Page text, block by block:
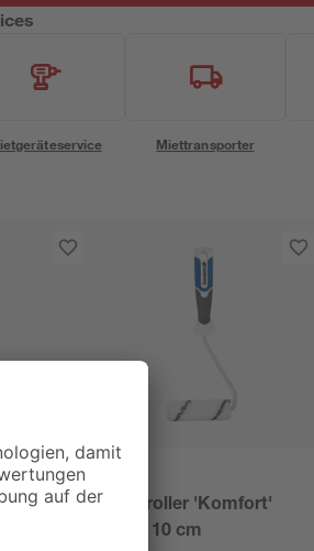
Miettransporter
Farbroller 'Komfort'
glatt 10 cm